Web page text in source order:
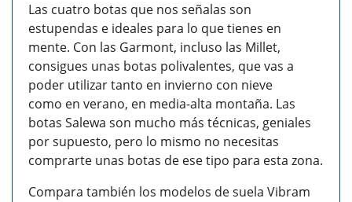
Las cuatro botas que nos señalas son
estupendas e ideales para lo que tienes en
mente. Con las Garmont, incluso las Millet,
consigues unas botas polivalentes, que vas a
poder utilizar tanto en invierno con nieve
como en verano, en media-alta montaña. Las
botas Salewa son mucho más técnicas, geniales
por supuesto, pero lo mismo no necesitas
comprarte unas botas de ese tipo para esta zona.
Compara también los modelos de suela Vibram